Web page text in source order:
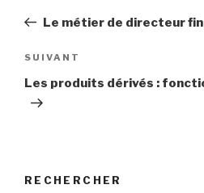
l’article
précédent
Le métier de directeur
Article
suivant
SUIVANT
Les produits dérivés :
RECHERCHER